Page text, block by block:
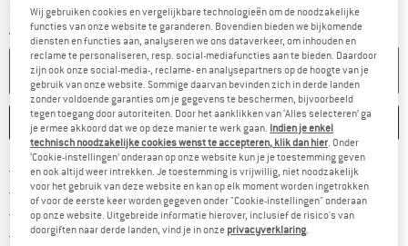
Levertijd: 3-5 werkdagenDe link wordt geopend in een infovak en bevat
Aantal:
IN DE WINKELMAND
ONTHOUDEN VERGELIJKEN
Gratis verzending vanaf € 69 (NL)Vind hier de
100 dagen bedenktijdVind de betalingsinformatie hier!
> 4.000.000 tevreden klanten
Alle artikelen in voorraad
Wij gebruiken cookies en vergelijkbare technologieën om de noodzakelijke
functies van onze website te garanderen. Bovendien bieden we bijkomende
diensten en functies aan, analyseren we ons dataverkeer, om inhouden en
reclame te personaliseren, resp. social-mediafuncties aan te bieden. Daardoor
zijn ook onze social-media-, reclame- en analysepartners op de hoogte van je
gebruik van onze website. Sommige daarvan bevinden zich in derde landen
zonder voldoende garanties om je gegevens te beschermen, bijvoorbeeld
tegen toegang door autoriteiten. Door het aanklikken van ‘Alles selecteren’ ga
je ermee akkoord dat we op deze manier te werk gaan. Indien je enkel
technisch noodzakelijke cookies wenst te accepteren, klik dan hier . Onder
‘Cookie-instellingen’ onderaan op onze website kun je je toestemming geven
en ook altijd weer intrekken. Je toestemming is vrijwillig, niet noodzakelijk
voor het gebruik van deze website en kan op elk moment worden ingetrokken
of voor de eerste keer worden gegeven onder "Cookie-instellingen" onderaan
op onze website. Uitgebreide informatie hierover, inclusief de risico's van
doorgiften naar derde landen, vind je in onze privacyverklaring